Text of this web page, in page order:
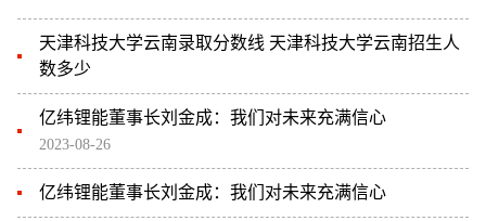
天津科技大学云南录取分数线 天津科技大学云南招生人
数多少
亿纬锂能董事长刘金成：我们对未来充满信心
2023-08-26
亿纬锂能董事长刘金成：我们对未来充满信心